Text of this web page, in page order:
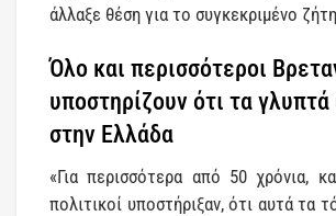
άλλαξε θέση για το συγκεκριμένο
Όλο και περισσότεροι
υποστηρίζουν ότι τα
στην Ελλάδα
«Για περισσότερα από 50 χρόνια,
πολιτικοί υποστήριξαν, ότι αυτά τα